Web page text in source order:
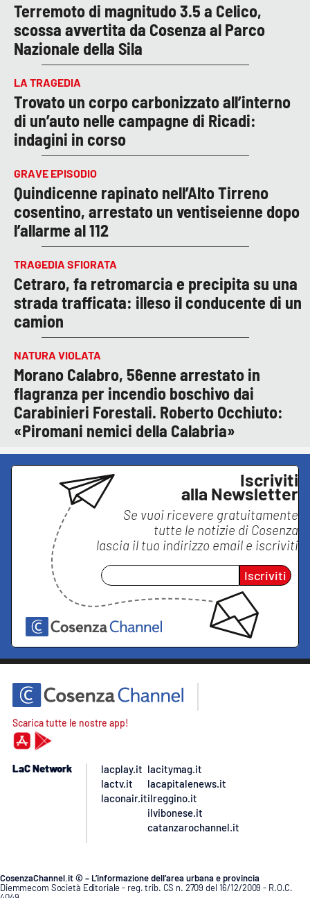
Terremoto di magnitudo 3.5 a Celico,
scossa avvertita da Cosenza al Parco
Nazionale della Sila
LA TRAGEDIA
Trovato un corpo carbonizzato all’interno
di un’auto nelle campagne di Ricadi:
indagini in corso
GRAVE EPISODIO
Quindicenne rapinato nell’Alto Tirreno
cosentino, arrestato un ventiseienne dopo
l’allarme al 112
TRAGEDIA SFIORATA
Cetraro, fa retromarcia e precipita su una
strada trafficata: illeso il conducente di un
camion
NATURA VIOLATA
Morano Calabro, 56enne arrestato in
flagranza per incendio boschivo dai
Carabinieri Forestali. Roberto Occhiuto:
«Piromani nemici della Calabria»
Iscriviti
alla Newsletter
Se vuoi ricevere gratuitamente
tutte le notizie di Cosenza
lascia il tuo indirizzo email e iscriviti
Iscriviti
Scarica tutte le nostre app!
LaC Network
lacplay.it
lactv.it
laconair.it
lacitymag.it
lacapitalenews.it
ilreggino.it
ilvibonese.it
catanzarochannel.it
CosenzaChannel.it © – L’informazione dell’area urbana e provincia
Diemmecom Società Editoriale - reg. trib. CS n. 2709 del 16/12/2009 - R.O.C.